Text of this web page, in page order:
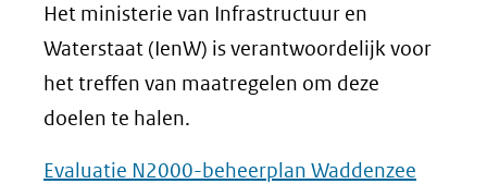
Het ministerie van Infrastructuur en
Waterstaat (IenW) is verantwoordelijk voor
het treffen van maatregelen om deze
doelen te halen.
Evaluatie N2000-beheerplan Waddenzee